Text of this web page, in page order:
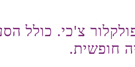
צ'כי. כולל
חופשית.